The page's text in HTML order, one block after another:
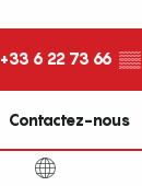
+33 6 22 73 66 ▒▒
Contactez-nous